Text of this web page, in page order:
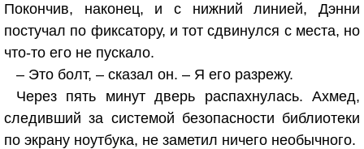
Покончив, наконец, и с нижний линией, Дэнни
постучал по фиксатору, и тот сдвинулся с места, но
что-то его не пускало.
– Это болт, – сказал он. – Я его разрежу.
Через пять минут дверь распахнулась. Ахмед,
следивший за системой безопасности библиотеки
по экрану ноутбука, не заметил ничего необычного.